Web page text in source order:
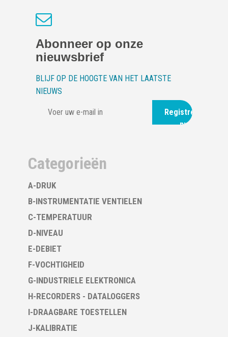
Abonneer op onze
nieuwsbrief
BLIJF OP DE HOOGTE VAN HET LAATSTE
NIEUWS
Registreer
nu
Categorieën
A-DRUK
B-INSTRUMENTATIE VENTIELEN
C-TEMPERATUUR
D-NIVEAU
E-DEBIET
F-VOCHTIGHEID
G-INDUSTRIELE ELEKTRONICA
H-RECORDERS - DATALOGGERS
I-DRAAGBARE TOESTELLEN
J-KALIBRATIE